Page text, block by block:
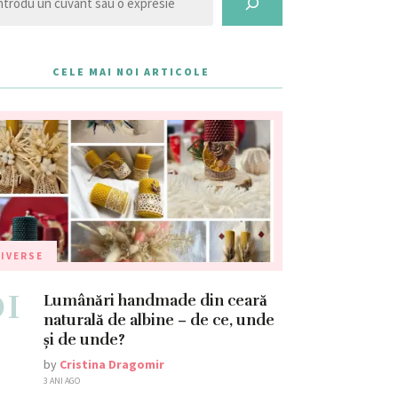
CELE MAI NOI ARTICOLE
Lumânări handmade din ceară
naturală de albine – de ce, unde
și de unde?
by Cristina Dragomir
3 ANI AGO